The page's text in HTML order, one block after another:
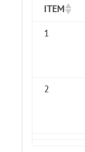
ITEM
1
2